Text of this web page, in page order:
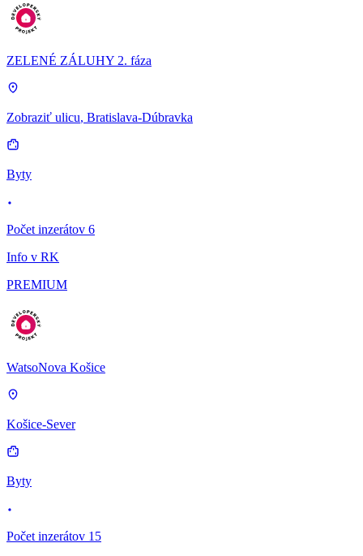
ZELENÉ ZÁLUHY 2. fáza
Zobraziť ulicu, Bratislava-Dúbravka
Byty
Počet inzerátov 6
Info v RK
PREMIUM
WatsoNova Košice
Košice-Sever
Byty
Počet inzerátov 15